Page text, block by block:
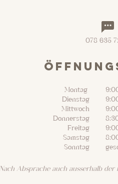
078 635
Montag
Dienstag
Mittwoch
Donnerstag
Freitag
Samstag
Sonntag
Nach Absprache auch ausserhalb